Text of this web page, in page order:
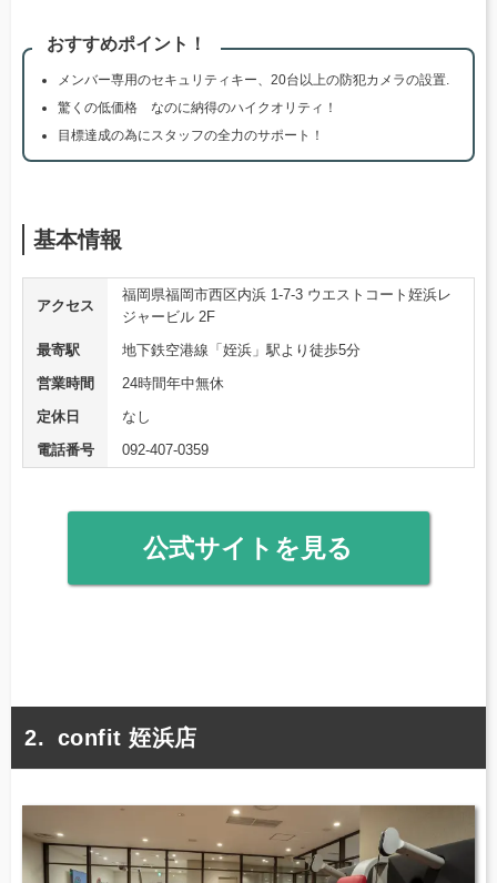
おすすめポイント！
メンバー専用のセキュリティキー、20台以上の防犯カメラの設置.
驚くの低価格 なのに納得のハイクオリティ！
目標達成の為にスタッフの全力のサポート！
基本情報
アクセス
福岡県福岡市西区内浜 1-7-3 ウエストコート姪浜レ
ジャービル 2F
最寄駅
地下鉄空港線「姪浜」駅より徒歩5分
営業時間
24時間年中無休
定休日
なし
電話番号
092-407-0359
公式サイトを見る
confit 姪浜店